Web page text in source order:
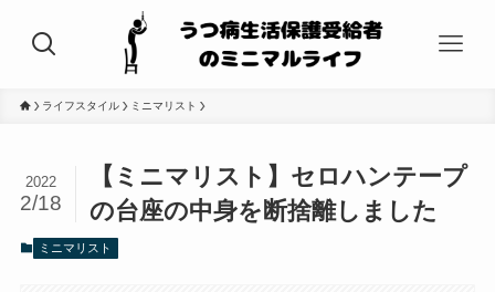
ライフスタイル ミニマリスト
【ミニマリスト】セロハンテープ
の台座の中身を断捨離しました
2022
2/18
ミニマリスト